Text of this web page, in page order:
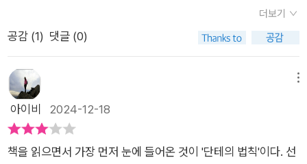
제공하고, 우리가 일상 속에서 마주치는 문제와 기회들을 더 명확
히 이해할 수 있도록 돕는다. ​​세상을 움직이는 법칙들을 알고 나
것이다.​​이 책은 생산적이고 실천적인 교양의 본질을 탐구하고 싶
은 사람들에게 도움을 줄 것이다.
은 책이 필요하리라 믿는다.‘나는 하는 일마다 실패하는데, 왜 저
사람은 하는 일마다 성공할까?’‘이 세상을 살아가면서 영리하고
서 구할까?’‘지금 세상은 어떻게 움직이고 그런 세상을 지배하는
법칙들은 어떻게 발전되었는가?’‘성공한 사람들이 이미 알고, 남
모르게 쓰고 있는 성공 방정식은 무엇일까?’이 책에는 바로 세상
을 움직이는 법칙인 하인리히, 깨진 유리창, 란체스터, 프랙탈, 트
리즈, 퀀텀 점프……을 제시하고 설명함으로, 세상의 패턴을 읽도
가 내 삶을 긍정적이고 보람차게 가꿔 갈 수 있습니다. (*출판사
에서 제공한 도서를 읽고 솔직하게, 주관적으로 작성한 후기입니
로 앞에는 파킨슨의 법칙이 잠시 언급되었는데, 이는 한계수확 체
감의 법칙과 함께 조직이 그저 크기만 할 뿐 효율성을 결여하
고 최적화되지 못했을 때 어떤 부작용이 일어나는지 잘 말해 줍니
역 올라가고야 만다는 게 저 원리의 내용인데, 저자도 말하듯
더보기
공감 (1) 댓글 (0)
아이비 2024-12-18
책을 읽으면서 가장 먼저 눈에 들어온 것이 '단테의 법칙'이다. 선